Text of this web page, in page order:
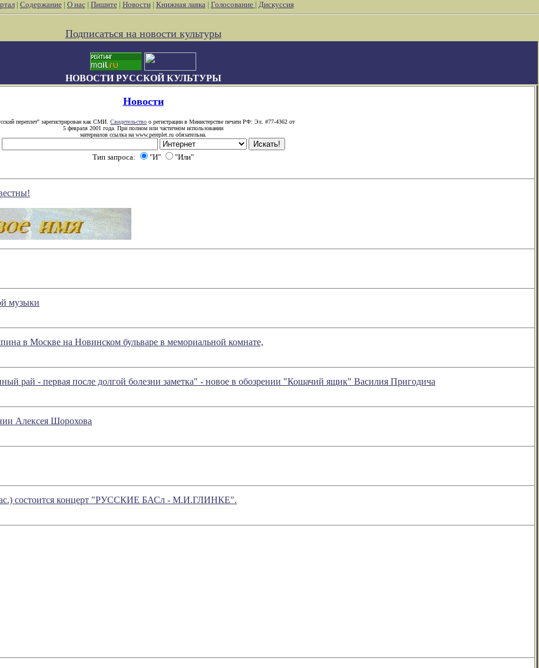
| Содержание| О нас| Пишите| Новости| Книжная лавка| Голосование | Дискуссия
Подписаться на новости культуры
НОВОСТИ РУССКОЙ КУЛЬТУРЫ
Новости
переплет" зарегистрирован как СМИ. Свидетельство о регистрации в Министерстве печати РФ: Эл. #77-4362 от
5 февраля 2001 года. При полном или частичном использовании
материалов ссылка на www.pereplet.ru обязательна.
Тип запроса: "И" "Или"
музыки
в Москве на Новинском бульваре в мемориальной комнате,
рай - первая после долгой болезни заметка" - новое в обозрении "Кошачий ящик" Василия Пригодича
Алексея Шорохова
час.) состоится концерт "РУССКИЕ БАСл - М.И.ГЛИНКЕ".